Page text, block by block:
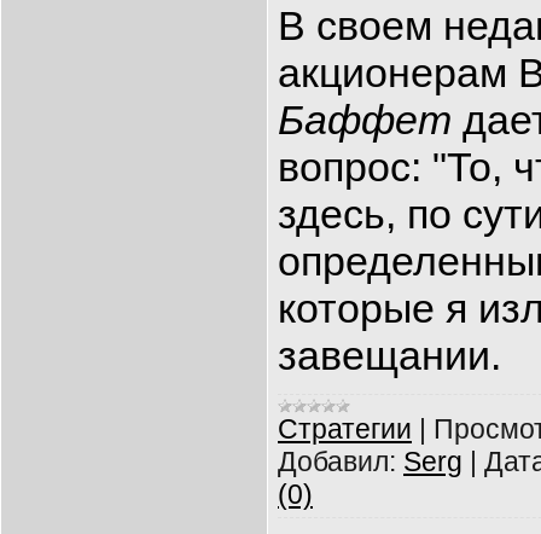
В своем
акционерам
Баффет
вопрос: "То,
здесь, по
которые я
завещании.
Cтратегии
Добавил: Serg
(0)